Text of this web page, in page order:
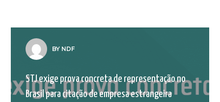
BY NDF
STJ exige prova concreta de representação no
Brasil para citação de empresa estrangeira